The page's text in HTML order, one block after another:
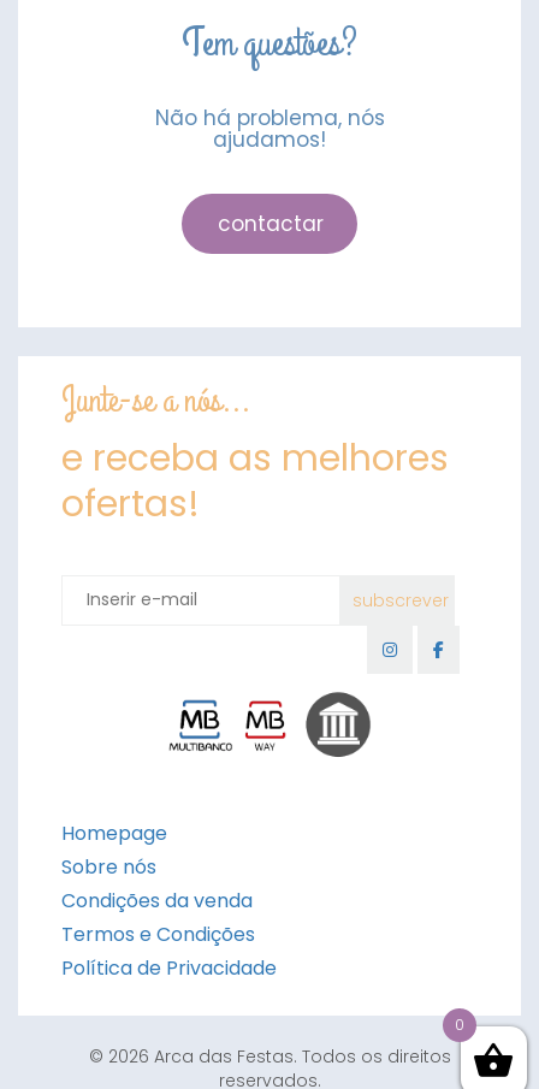
Tem questões?
Não há problema, nós
ajudamos!
contactar
Junte-se a nós...
e receba as melhores
ofertas!
Homepage
Sobre nós
Condições da venda
Termos e Condições
Política de Privacidade
© 2026 Arca das Festas. Todos os direitos
reservados.
0